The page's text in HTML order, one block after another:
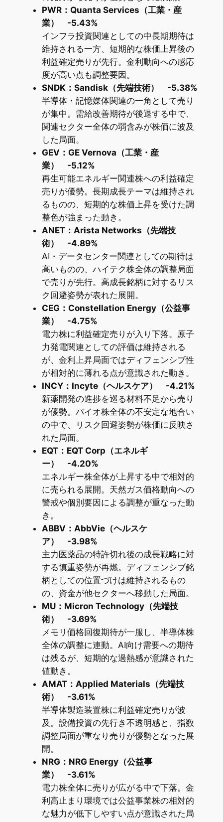
PWR：Quanta Services（工業・産
業） -5.43%
インフラ投資関連としての中長期期待は
維持される一方、短期的な株価上昇後の
利益確定売りが先行。金利動向への感応
度が高い点も調整要因。
SNDK：Sandisk（先端技術） -5.38%
半導体・記憶媒体関連の一角として売り
が集中。需給改善期待が後退する中で、
関連セクター全体の弱含みが株価に波及
した局面。
GEV：GE Vernova（工業・産
業） -5.12%
再生可能エネルギー関連株への利益確定
売りが優勢。長期成長テーマは維持され
るものの、短期的な株価上昇を受けた調
整色が強まった動き。
ANET：Arista Networks（先端技
術） -4.89%
AI・データセンター関連としての期待は
高いものの、ハイテク株全体の調整局面
で売りが先行。高成長銘柄に対するリス
ク回避姿勢が表れた展開。
CEG：Constellation Energy（公益事
業） -4.75%
電力株に利益確定売りが入り下落。原子
力発電関連としての評価は維持される
が、金利上昇局面ではディフェンシブ性
が相対的に薄れる点が意識された動き。
INCY：Incyte（ヘルスケア） -4.21%
新薬開発の進捗を巡る材料不足から売り
が優勢。バイオ株全体の不安定な地合い
の中で、リスク回避姿勢が株価に反映さ
れた局面。
EQT：EQT Corp（エネルギ
ー） -4.20%
エネルギー株全体が上昇する中で相対的
に売られる展開。天然ガス価格動向への
警戒や個別要因による調整が重なった動
き。
ABBV：AbbVie（ヘルスケ
ア） -3.98%
主力医薬品の特許切れ後の成長戦略に対
する慎重姿勢が再燃。ディフェンシブ銘
柄としての位置づけは維持されるもの
の、資金が他セクターへ移動した局面。
MU：Micron Technology（先端技
術） -3.69%
メモリ価格回復期待が一服し、半導体株
全体の調整に連動。AI向け需要への期待
は残るが、短期的な過熱感が意識された
値動き。
AMAT：Applied Materials（先端技
術） -3.61%
半導体製造装置株に利益確定売りが波
及。設備投資の先行き不透明感と、指数
調整局面が重なり売りが優勢となった展
開。
NRG：NRG Energy（公益事
業） -3.61%
電力株全体に売りが広がる中で下落。金
利高止まり環境では公益事業株の相対的
な魅力が低下しやすい点が意識された局